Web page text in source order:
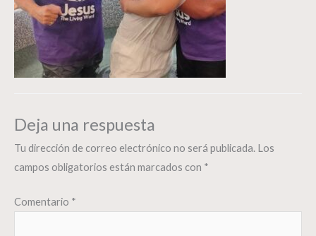
Deja una respuesta
Tu dirección de correo electrónico no será publicada. Los
campos obligatorios están marcados con *
Comentario *